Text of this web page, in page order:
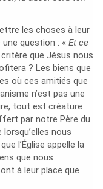
les choses à leur
question : « Et ce
critère que Jésus nous
? Les biens que
où ces amitiés que
n’est pas une
tout est créature
par notre Père du
nous
l’Église appelle la
que nous
à leur place que